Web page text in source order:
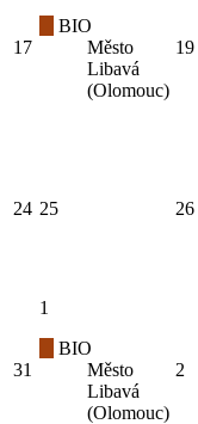
17
BIO
Město
Libavá
(Olomouc)
19
24 25 26
31
1
BIO
Město
Libavá
(Olomouc)
2